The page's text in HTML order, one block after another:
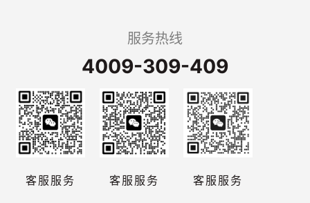
服务热线
4009-309-409
客服服务 客服服务 客服服务